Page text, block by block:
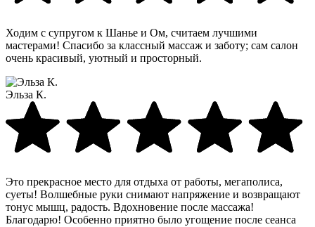
Ходим с супругом к Шанье и Ом, считаем лучшими
мастерами! Спасибо за классный массаж и заботу; сам салон
очень красивый, уютный и просторный.
Эльза К.
Это прекрасное место для отдыха от работы, мегаполиса,
суеты! Волшебные руки снимают напряжение и возвращают
тонус мышц, радость. Вдохновение после массажа!
Благодарю! Особенно приятно было угощение после сеанса